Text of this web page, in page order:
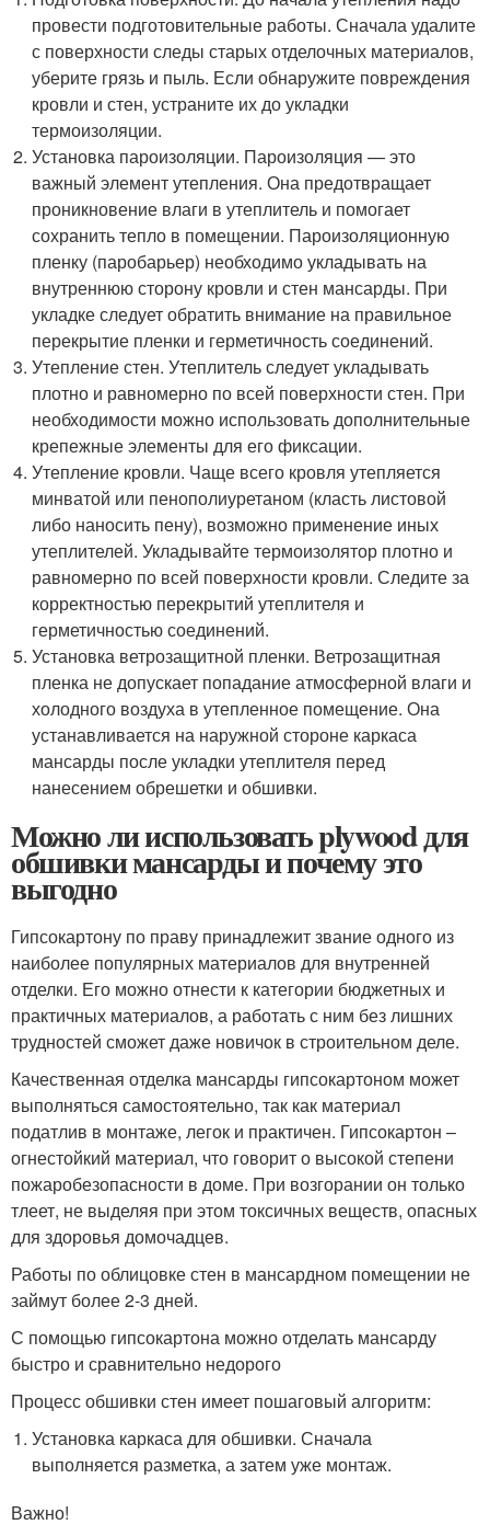
провести подготовительные работы. Сначала удалите
с поверхности следы старых отделочных материалов,
уберите грязь и пыль. Если обнаружите повреждения
кровли и стен, устраните их до укладки
термоизоляции.
Установка пароизоляции. Пароизоляция — это
важный элемент утепления. Она предотвращает
проникновение влаги в утеплитель и помогает
сохранить тепло в помещении. Пароизоляционную
пленку (паробарьер) необходимо укладывать на
внутреннюю сторону кровли и стен мансарды. При
укладке следует обратить внимание на правильное
перекрытие пленки и герметичность соединений.
Утепление стен. Утеплитель следует укладывать
плотно и равномерно по всей поверхности стен. При
необходимости можно использовать дополнительные
крепежные элементы для его фиксации.
Утепление кровли. Чаще всего кровля утепляется
минватой или пенополиуретаном (класть листовой
либо наносить пену), возможно применение иных
утеплителей. Укладывайте термоизолятор плотно и
равномерно по всей поверхности кровли. Следите за
корректностью перекрытий утеплителя и
герметичностью соединений.
Установка ветрозащитной пленки. Ветрозащитная
пленка не допускает попадание атмосферной влаги и
холодного воздуха в утепленное помещение. Она
устанавливается на наружной стороне каркаса
мансарды после укладки утеплителя перед
нанесением обрешетки и обшивки.
Можно ли использовать plywood для
обшивки мансарды и почему это
выгодно
Гипсокартону по праву принадлежит звание одного из
наиболее популярных материалов для внутренней
отделки. Его можно отнести к категории бюджетных и
практичных материалов, а работать с ним без лишних
трудностей сможет даже новичок в строительном деле.
Качественная отделка мансарды гипсокартоном может
выполняться самостоятельно, так как материал
податлив в монтаже, легок и практичен. Гипсокартон –
огнестойкий материал, что говорит о высокой степени
пожаробезопасности в доме. При возгорании он только
тлеет, не выделяя при этом токсичных веществ, опасных
для здоровья домочадцев.
Работы по облицовке стен в мансардном помещении не
займут более 2-3 дней.
С помощью гипсокартона можно отделать мансарду
быстро и сравнительно недорого
Процесс обшивки стен имеет пошаговый алгоритм:
Установка каркаса для обшивки. Сначала
выполняется разметка, а затем уже монтаж.
Важно!